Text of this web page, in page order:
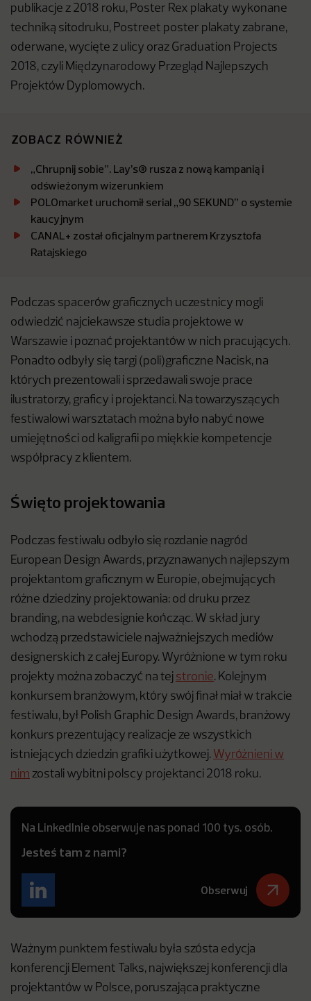
publikacje z 2018 roku, Poster Rex plakaty wykonane
techniką sitodruku, Postreet poster plakaty zabrane,
oderwane, wycięte z ulicy oraz Graduation Projects
2018, czyli Międzynarodowy Przegląd Najlepszych
Projektów Dyplomowych.
ZOBACZ RÓWNIEŻ
„Chrupnij sobie”. Lay’s® rusza z nową kampanią i
odświeżonym wizerunkiem
POLOmarket uruchomił serial „90 SEKUND” o systemie
kaucyjnym
CANAL+ został oficjalnym partnerem Krzysztofa
Ratajskiego
Podczas spacerów graficznych uczestnicy mogli
odwiedzić najciekawsze studia projektowe w
Warszawie i poznać projektantów w nich pracujących.
Ponadto odbyły się targi (poli)graficzne Nacisk, na
których prezentowali i sprzedawali swoje prace
ilustratorzy, graficy i projektanci. Na towarzyszących
festiwalowi warsztatach można było nabyć nowe
umiejętności od kaligrafii po miękkie kompetencje
współpracy z klientem.
Święto projektowania
Podczas festiwalu odbyło się rozdanie nagród
European Design Awards, przyznawanych najlepszym
projektantom graficznym w Europie, obejmujących
różne dziedziny projektowania: od druku przez
branding, na webdesignie kończąc. W skład jury
wchodzą przedstawiciele najważniejszych mediów
designerskich z całej Europy. Wyróżnione w tym roku
projekty można zobaczyć na tej stronie. Kolejnym
konkursem branżowym, który swój finał miał w trakcie
festiwalu, był Polish Graphic Design Awards, branżowy
konkurs prezentujący realizacje ze wszystkich
istniejących dziedzin grafiki użytkowej. Wyróżnieni w
nim zostali wybitni polscy projektanci 2018 roku.
Na LinkedInie obserwuje nas ponad 100 tys. osób.
Jesteś tam z nami?
Obserwuj
Ważnym punktem festiwalu była szósta edycja
konferencji Element Talks, największej konferencji dla
projektantów w Polsce, poruszająca praktyczne